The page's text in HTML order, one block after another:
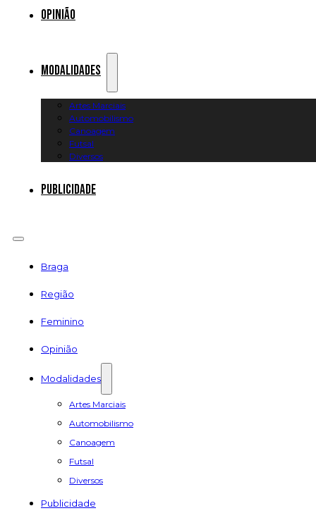
Opinião
Modalidades
Artes Marciais
Automobilismo
Canoagem
Futsal
Diversos
Publicidade
Braga
Região
Feminino
Opinião
Modalidades
Artes Marciais
Automobilismo
Canoagem
Futsal
Diversos
Publicidade